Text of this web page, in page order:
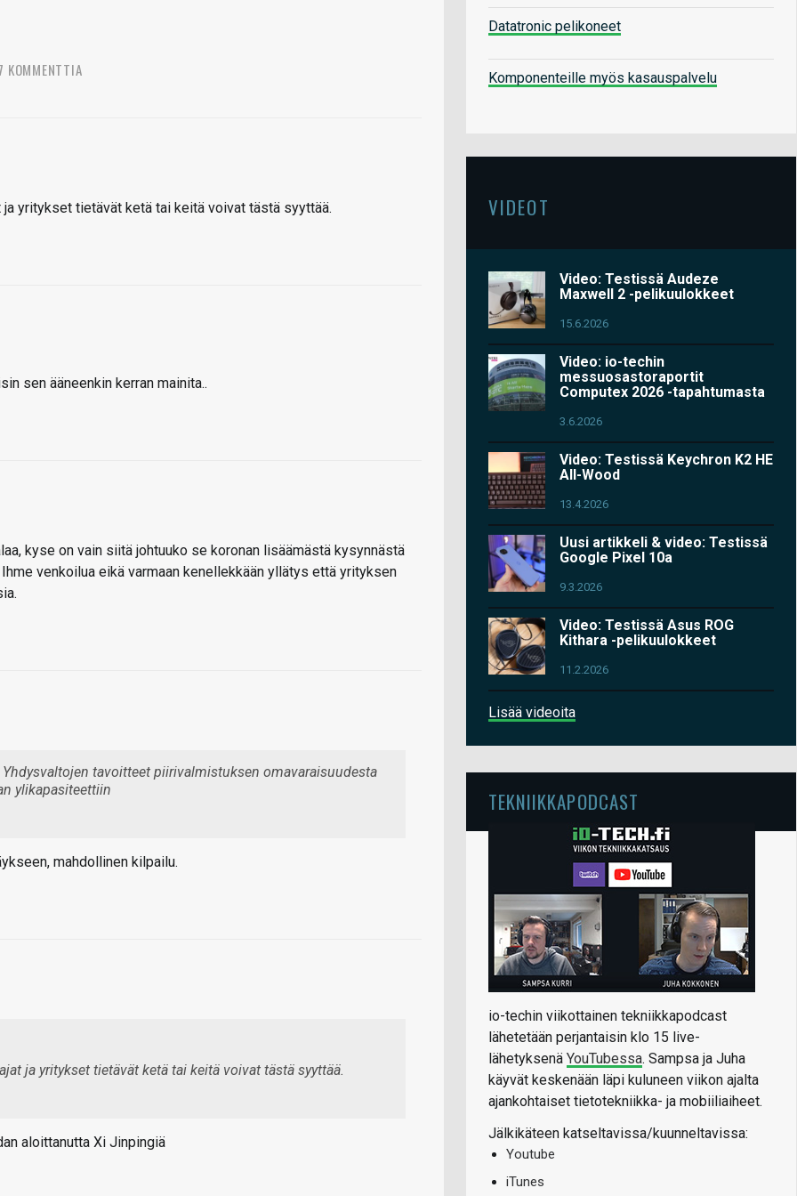
KOMMENTTIA
yritykset tietävät ketä tai keitä voivat tästä syyttää.
sen ääneenkin kerran mainita..
kyse on vain siitä johtuuko se koronan lisäämästä kysynnästä
venkoilua eikä varmaan kenellekkään yllätys että yrityksen
tavoitteet piirivalmistuksen omavaraisuudesta
ylikapasiteettiin
mahdollinen kilpailu.
ja yritykset tietävät ketä tai keitä voivat tästä syyttää.
aloittanutta Xi Jinpingiä
Datatronic pelikoneet
Komponenteille myös kasauspalvelu
VIDEOT
Video: Testissä Audeze
Maxwell 2 -pelikuulokkeet
15.6.2026
Video: io-techin
messuosastoraportit
Computex 2026 -tapahtumasta
3.6.2026
Video: Testissä Keychron K2 HE
All-Wood
13.4.2026
Uusi artikkeli & video: Testissä
Google Pixel 10a
9.3.2026
Video: Testissä Asus ROG
Kithara -pelikuulokkeet
11.2.2026
Lisää videoita
TEKNIIKKAPODCAST
io-techin viikottainen tekniikkapodcast
lähetetään perjantaisin klo 15 live-
lähetyksenä YouTubessa. Sampsa ja Juha
käyvät keskenään läpi kuluneen viikon ajalta
ajankohtaiset tietotekniikka- ja mobiiliaiheet.
Jälkikäteen katseltavissa/kuunneltavissa:
Youtube
iTunes